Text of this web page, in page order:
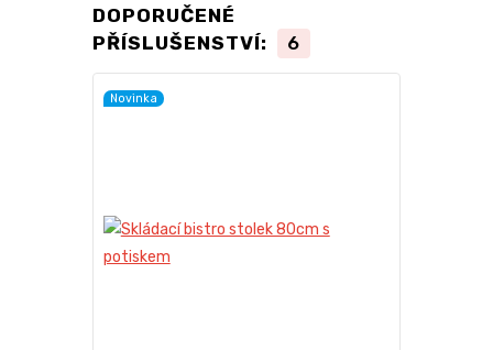
DOPORUČENÉ
PŘÍSLUŠENSTVÍ:
6
Novinka